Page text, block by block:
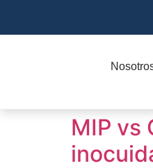
MIP vs